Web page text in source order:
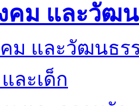
คม และวัฒ
ละเด็ก